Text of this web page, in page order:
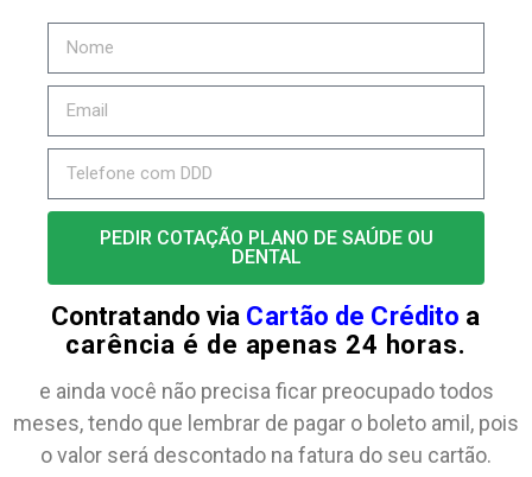
PEDIR COTAÇÃO PLANO DE SAÚDE OU
DENTAL
Contratando via Cartão de Crédito a
carência é de apenas 24 horas.
e ainda você não precisa ficar preocupado todos
meses, tendo que lembrar de pagar o boleto amil, pois
o valor será descontado na fatura do seu cartão.